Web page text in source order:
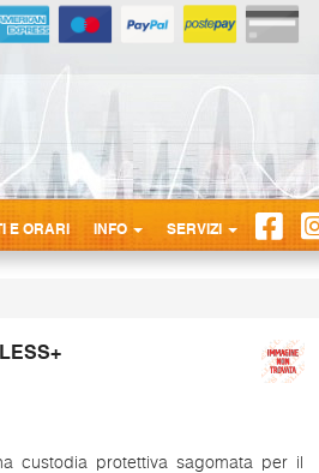
E ORARI INFO SERVIZI
custodia protettiva sagomata per il